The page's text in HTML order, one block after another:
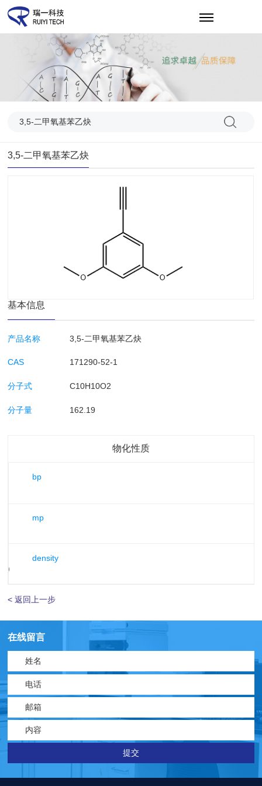
3,5-二甲氧基苯乙炔
基本信息
产品名称 3,5-二甲氧基苯乙炔
CAS 171290-52-1
分子式 C10H10O2
分子量 162.19
物化性质
bp
mp
density
< 返回上一步
在线留言